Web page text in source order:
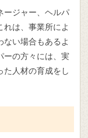
ージャー、ヘルパ
は、事業所によ
い場合もあるよ
ーの方々には、実
た人材の育成をし